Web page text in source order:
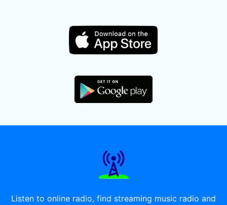
Listen to online radio, find streaming music radio and